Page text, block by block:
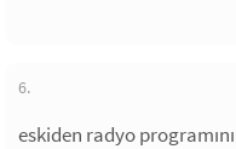
6.
eskiden radyo